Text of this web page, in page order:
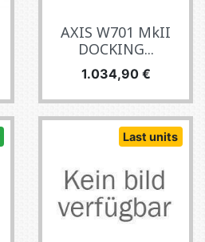
AXIS W701 MkII
DOCKING...
Preis
1.034,90 €
Last units